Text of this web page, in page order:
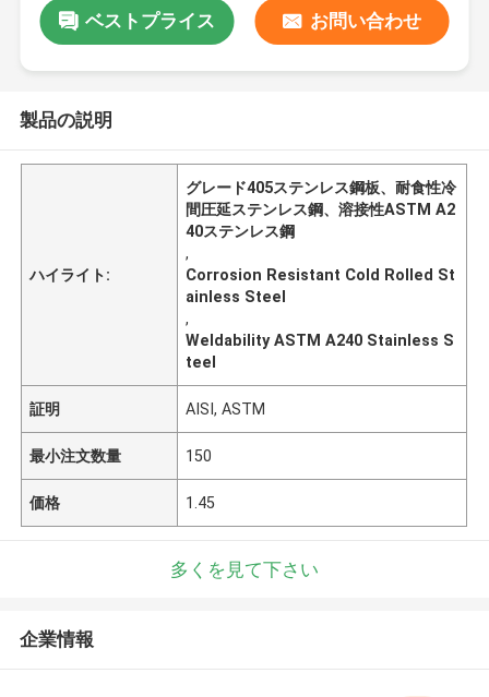
ベストプライス お問い合わせ
製品の説明
ハイライト:
グレード405ステンレス鋼板、耐食性冷
間圧延ステンレス鋼、溶接性ASTM A2
40ステンレス鋼
,
Corrosion Resistant Cold Rolled St
ainless Steel
,
Weldability ASTM A240 Stainless S
teel
証明 AISI, ASTM
最小注文数量 150
価格 1.45
多くを見て下さい
企業情報